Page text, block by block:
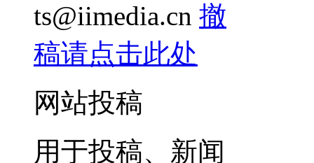
ts@iimedia.cn 撤
稿请点击此处
网站投稿
用于投稿、新闻